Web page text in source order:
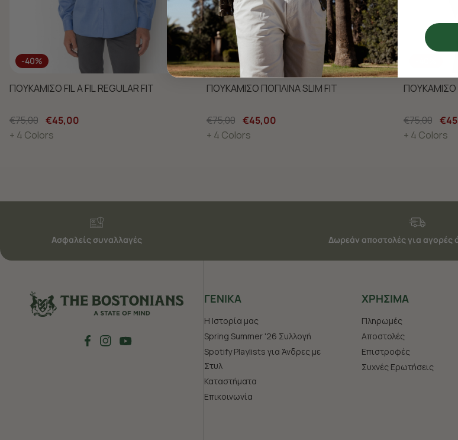
-40%
ΠΟΥΚΑΜΙΣΟ FIL A FIL REGULAR FIT
€75,00 €45,00
+ 4 Colors
-40%
ΠΟΥΚΑΜΙΣΟ ΠΟΠΛΙΝΑ SLIM FIT
€75,00 €45,00
+ 4 Colors
ΠΟΥΚΑΜΙΣΟ
€75,00
+ 4 Colors
Ασφαλείς συναλλαγές Δωρεάν αποστολές για αγορές
ΓΕΝΙΚΑ
Η Ιστορία μας
Spring Summer '26 Συλλογή
Spotify Playlists για Άνδρες με
Στυλ
Καταστήματα
Επικοινωνία
ΧΡHΣΙΜΑ
Πληρωμές
Αποστολές
Επιστροφές
Συχνές Ερωτήσεις